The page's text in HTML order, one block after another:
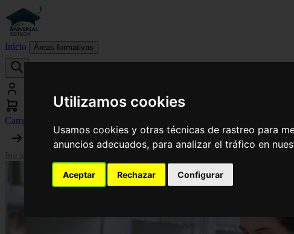
Utilizamos cookies
Usamos cookies y otras técnicas de rastreo para
anuncios adecuados, para analizar el tráfico en
Aceptar Rechazar Configurar
Inicio Áreas formativas
Campus virtual
Inicio